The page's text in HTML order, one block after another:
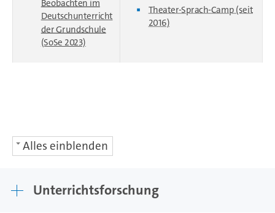
Beobachten im
Deutschunterricht
der Grundschule
(SoSe 2023)
Theater-Sprach-Camp (seit
2016)
Alles einblenden
Unterrichtsforschung